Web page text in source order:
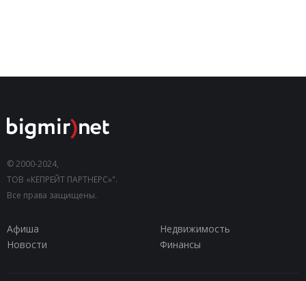
© 2000-2024,
ТОВ «КЕПРЕЙТ ПАРТНЕРС»".
Все права защищены.
Афиша
Недвижимость
Новости
Финансы